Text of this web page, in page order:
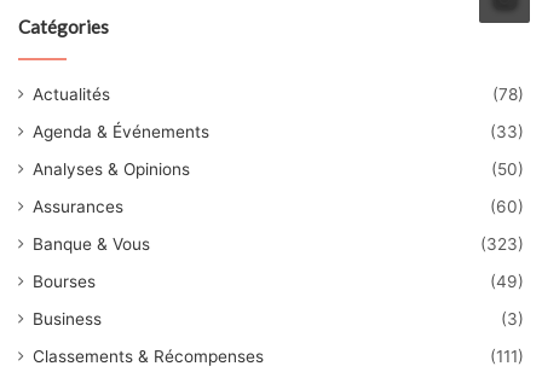
Catégories
Actualités
(78)
Agenda & Événements
(33)
Analyses & Opinions
(50)
Assurances
(60)
Banque & Vous
(323)
Bourses
(49)
Business
(3)
Classements & Récompenses
(111)